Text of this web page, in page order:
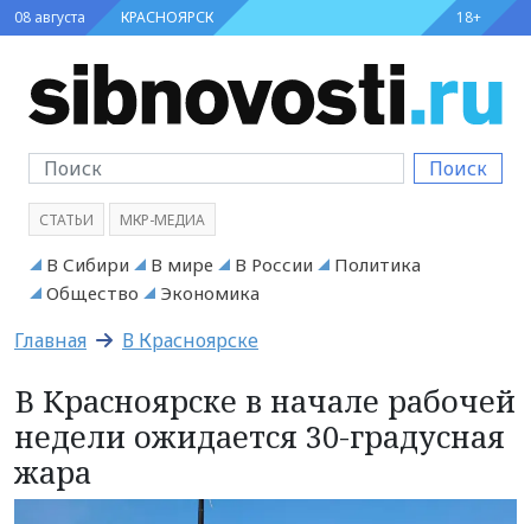
08 августа КРАСНОЯРСК 18+
Поиск
СТАТЬИ МКР-МЕДИА
В Сибири В мире В России
Политика
Общество
Экономика
Главная В Красноярске
В Красноярске в начале рабочей
недели ожидается 30-градусная
жара